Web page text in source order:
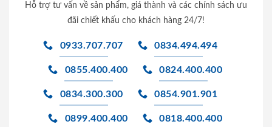
Hỗ trợ tư vấn về sản phẩm, giá thành và các chính sách ưu
đãi chiết khấu cho khách hàng 24/7!
0933.707.707 0834.494.494
0855.400.400 0824.400.400
0834.300.300 0854.901.901
0899.400.400 0818.400.400